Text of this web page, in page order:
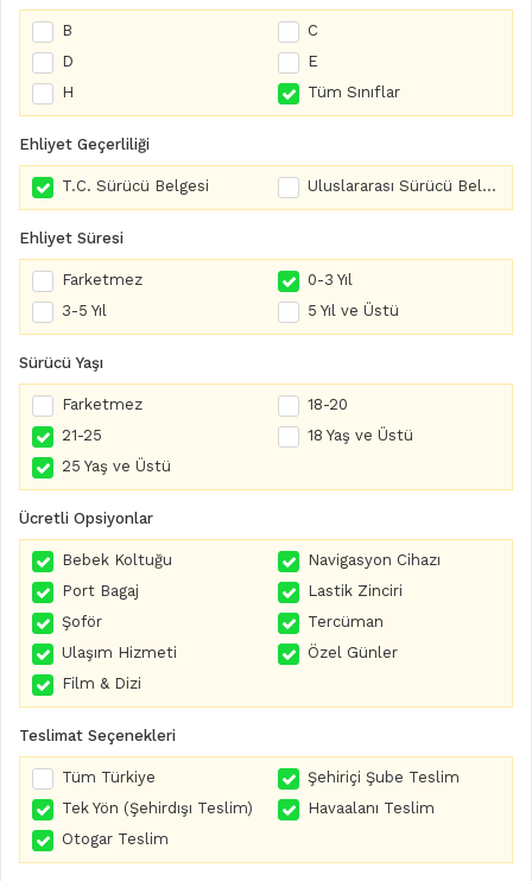
B
C
D
E
H
Tüm Sınıflar
Ehliyet Geçerliliği
T.C. Sürücü Belgesi Uluslararası Sürücü Belgesi
Ehliyet Süresi
Farketmez
0-3 Yıl
3-5 Yıl
5 Yıl ve Üstü
Sürücü Yaşı
Farketmez
18-20
21-25
18 Yaş ve Üstü
25 Yaş ve Üstü
Ücretli Opsiyonlar
Bebek Koltuğu
Navigasyon Cihazı
Port Bagaj
Lastik Zinciri
Şoför
Tercüman
Ulaşım Hizmeti
Özel Günler
Film & Dizi
Teslimat Seçenekleri
Tüm Türkiye
Şehiriçi Şube Teslim
Tek Yön (Şehirdışı Teslim)
Havaalanı Teslim
Otogar Teslim